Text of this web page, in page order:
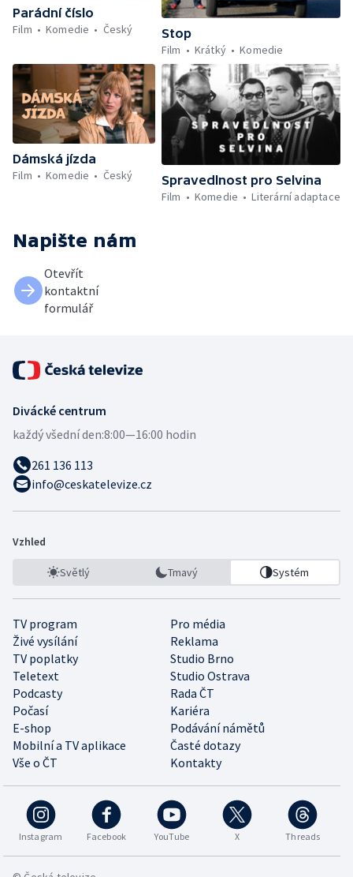
Parádní číslo
Film
Komedie Český
Stop
Film
Krátký Komedie
Dámská jízda
Film
Komedie Český
Spravedlnost pro Selvina
Film
Komedie Literární adaptace
Napište nám
Otevřít
kontaktní
formulář
Divácké centrum
každý všední den:8:00—16:00 hodin
261 136 113
info@ceskatelevize.cz
Vzhled
Světlý Tmavý Systém
TV program
Pro média
Živé vysílání
Reklama
TV poplatky
Studio Brno
Teletext
Studio Ostrava
Podcasty
Rada ČT
Počasí
Kariéra
E-shop
Podávání námětů
Mobilní a TV aplikace
Časté dotazy
Vše o ČT
Kontakty
Instagram Facebook YouTube X Threads